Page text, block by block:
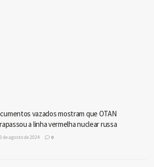
vazados mostram que OTAN
a linha vermelha nuclear russa
de agosto de 2024 0